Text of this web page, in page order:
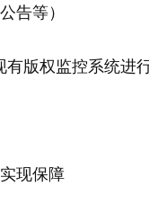
告等）
版权监控系统进
现保障